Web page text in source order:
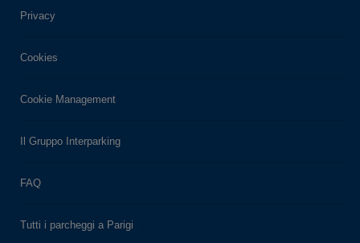
Privacy
Cookies
Cookie Management
Il Gruppo Interparking
FAQ
Tutti i parcheggi a Parigi